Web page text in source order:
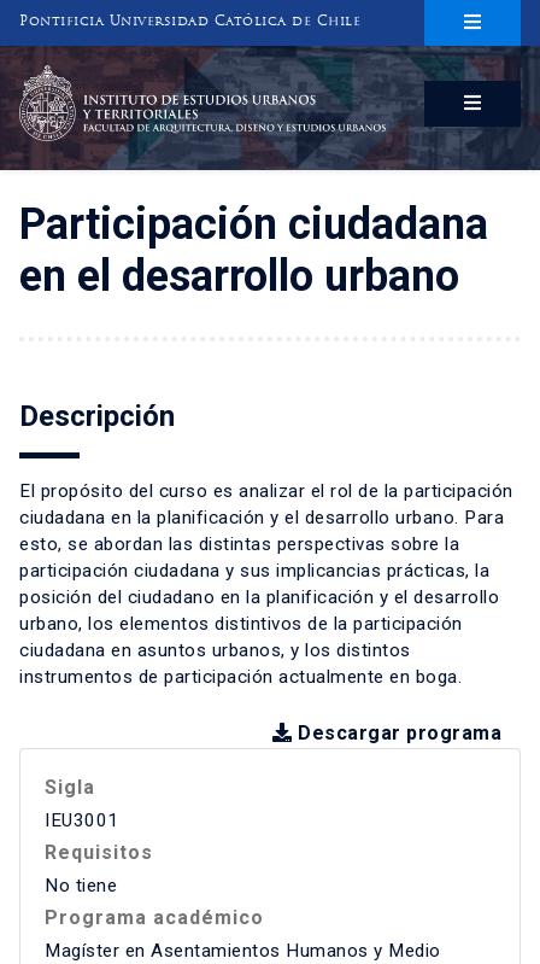
Pontificia Universidad Católica de Chile
INSTITUTO DE ESTUDIOS URBANOS
Y TERRITORIALES
FACULTAD DE ARQUITECTURA, DISEÑO Y ESTUDIOS URBANOS
Participación ciudadana
en el desarrollo urbano
Descripción
El propósito del curso es analizar el rol de la participación
ciudadana en la planificación y el desarrollo urbano. Para
esto, se abordan las distintas perspectivas sobre la
participación ciudadana y sus implicancias prácticas, la
posición del ciudadano en la planificación y el desarrollo
urbano, los elementos distintivos de la participación
ciudadana en asuntos urbanos, y los distintos
instrumentos de participación actualmente en boga.
Descargar programa
Sigla
IEU3001
Requisitos
No tiene
Programa académico
Magíster en Asentamientos Humanos y Medio